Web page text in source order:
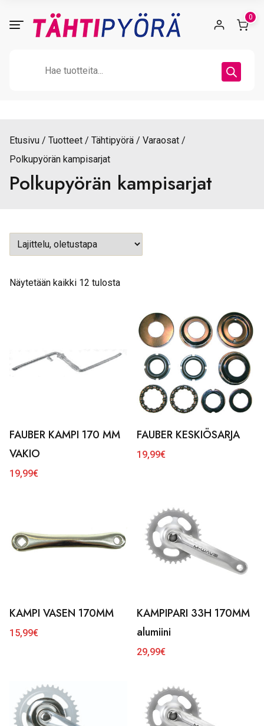
0
Etusivu Tuotteet Tähtipyörä
Varaosat
Polkupyörän kampisarjat
Polkupyörän kampisarjat
Näytetään kaikki 12 tulosta
FAUBER KAMPI 170 MM
VAKIO
19,99€
FAUBER KESKIÖSARJA
19,99€
KAMPI VASEN 170MM
15,99€
KAMPIPARI 33H 170MM
alumiini
29,99€